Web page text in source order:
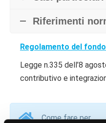
Riferimenti
Regolamento del
Legge n.335 dell’8
contributivo e
Come fare per